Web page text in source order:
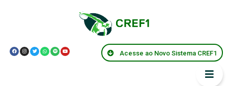
Acesse ao Novo Sistema CREF1